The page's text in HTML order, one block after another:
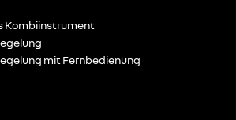
Kombiinstrument
mit Fernbedienung